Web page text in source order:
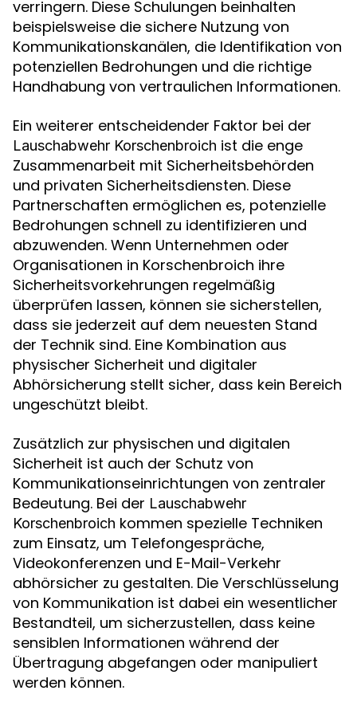
verringern. Diese Schulungen beinhalten
beispielsweise die sichere Nutzung von
Kommunikationskanälen, die Identifikation von
potenziellen Bedrohungen und die richtige
Handhabung von vertraulichen Informationen.
Ein weiterer entscheidender Faktor bei der
Lauschabwehr Korschenbroich ist die enge
Zusammenarbeit mit Sicherheitsbehörden
und privaten Sicherheitsdiensten. Diese
Partnerschaften ermöglichen es, potenzielle
Bedrohungen schnell zu identifizieren und
abzuwenden. Wenn Unternehmen oder
Organisationen in Korschenbroich ihre
Sicherheitsvorkehrungen regelmäßig
überprüfen lassen, können sie sicherstellen,
dass sie jederzeit auf dem neuesten Stand
der Technik sind. Eine Kombination aus
physischer Sicherheit und digitaler
Abhörsicherung stellt sicher, dass kein Bereich
ungeschützt bleibt.
Zusätzlich zur physischen und digitalen
Sicherheit ist auch der Schutz von
Kommunikationseinrichtungen von zentraler
Bedeutung. Bei der Lauschabwehr
Korschenbroich kommen spezielle Techniken
zum Einsatz, um Telefongespräche,
Videokonferenzen und E-Mail-Verkehr
abhörsicher zu gestalten. Die Verschlüsselung
von Kommunikation ist dabei ein wesentlicher
Bestandteil, um sicherzustellen, dass keine
sensiblen Informationen während der
Übertragung abgefangen oder manipuliert
werden können.